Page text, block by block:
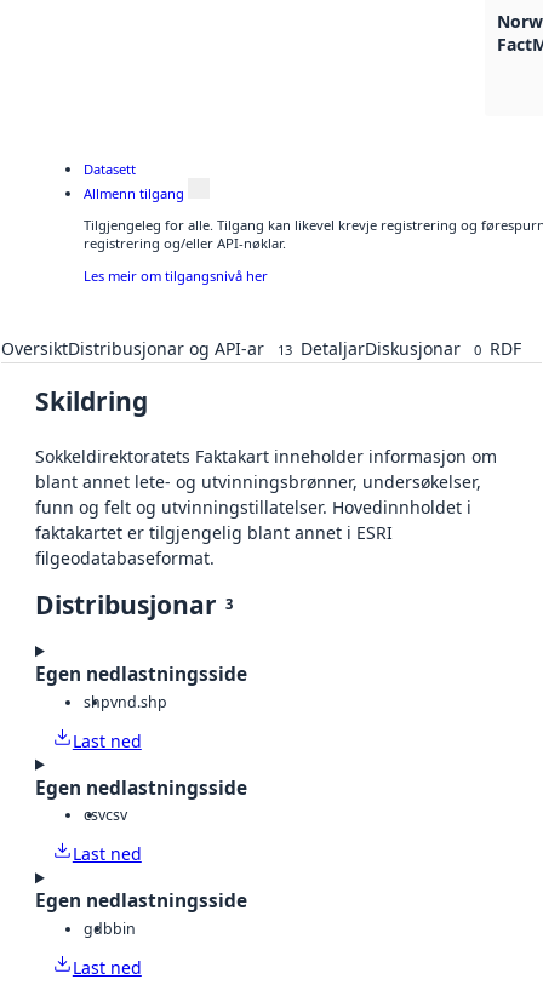
Datasett
Allmenn tilgang
Tilgjengeleg for alle. Tilgang kan likevel krevje registrering og
registrering og/eller API-nøklar.
Les meir om tilgangsnivå her
OversiktDistribusjonar og API-ar 13 DetaljarDiskusjonar 0 RDF
Skildring
Sokkeldirektoratets Faktakart inneholder informasjon om
blant annet lete- og utvinningsbrønner, undersøkelser,
funn og felt og utvinningstillatelser. Hovedinnholdet i
faktakartet er tilgjengelig blant annet i ESRI
filgeodatabaseformat.
Distribusjonar 3
Egen nedlastningsside
shpvnd.shp
Last ned
Egen nedlastningsside
csvcsv
Last ned
Egen nedlastningsside
gdbbin
Last ned